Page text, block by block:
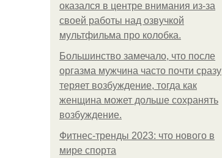
оказался в центре внимания из-за
своей работы над озвучкой
мультфильма про колобка.
Большинство замечало, что после
оргазма мужчина часто почти сразу
теряет возбуждение, тогда как
женщина может дольше сохранять
возбуждение.
Фитнес-тренды 2023: что нового в
мире спорта